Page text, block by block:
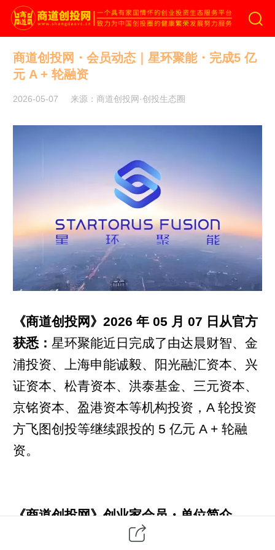
商道创投网
商道创投网・会员动态｜星环聚能・完成5 亿
元 A + 轮融资
2026-05-07 来源：商道创投网·创投生态圈
《商道创投网》2026 年 05 月 07 日从官方
获悉： 星环聚能近日完成了由达晨财智、金
浦投资、上海申能诚毅、阳光融汇资本、兴
证资本、松青资本、洪泰基金、三元资本、
京铭资本、盈港资本等机构投资，A 轮投资
方飞图创投等继续跟投的 5 亿元 A + 轮融
资。
《商道创投网》创业家会员・单位简介